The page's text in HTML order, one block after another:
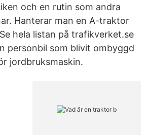
och en rutin som andra
Hanterar man en A-traktor
hela listan på trafikverket.se
personbil som blivit ombyggd
jordbruksmaskin.